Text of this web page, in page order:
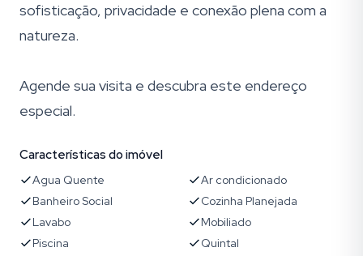
sofisticação, privacidade e conexão plena com a
natureza.
Agende sua visita e descubra este endereço
especial.
Características do imóvel
Agua Quente
Ar condicionado
Banheiro Social
Cozinha Planejada
Lavabo
Mobiliado
Piscina
Quintal